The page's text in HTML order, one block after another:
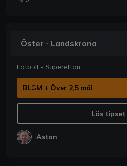
Öster - Landskrona
Fotboll - Superettan
BLGM + Över 2,5 mål
Läs tipset
Aston